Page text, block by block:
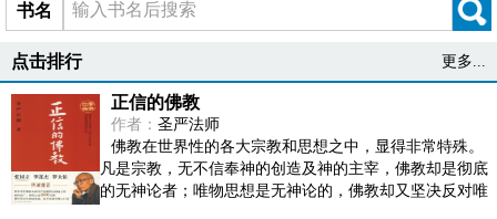
书名
点击排行 更多...
正信的佛教
作者： 圣严法师
佛教在世界性的各大宗教和思想之中，显得非常特殊。
凡是宗教，无不信奉神的创造及神的主宰，佛教却是彻底
的无神论者；唯物思想是无神论的，佛教却又坚决反对唯